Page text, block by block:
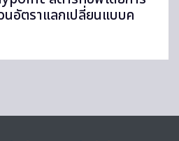
นอัตราแลกเปลี่ยนแบบค